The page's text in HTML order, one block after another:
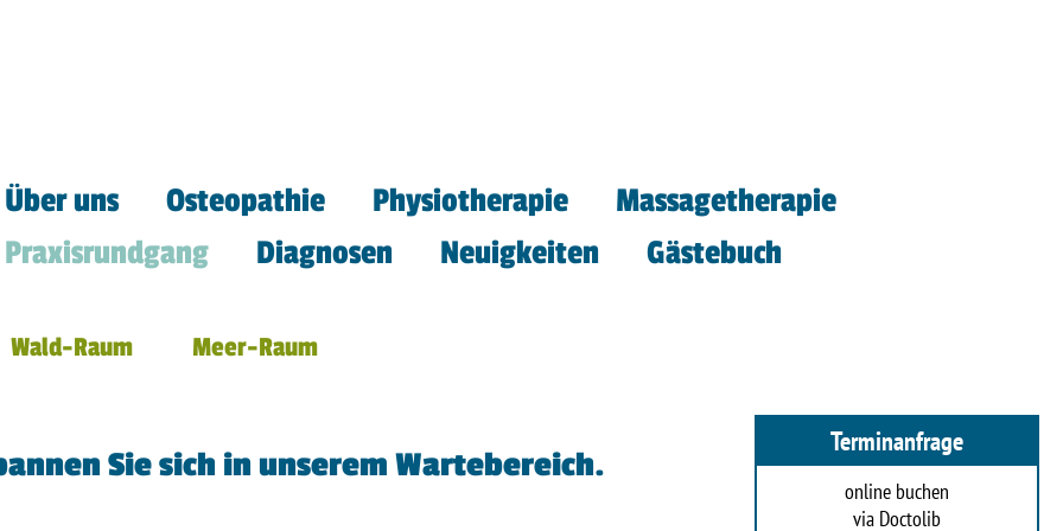
Über uns Osteopathie Physiotherapie
Massagetherapie
Praxisrundgang
Diagnosen Neuigkeiten Gästebuch
Wald-Raum Meer-Raum
Terminanfrage
online buchen
via Doctolib
Sie sich in unserem Wartebereich.